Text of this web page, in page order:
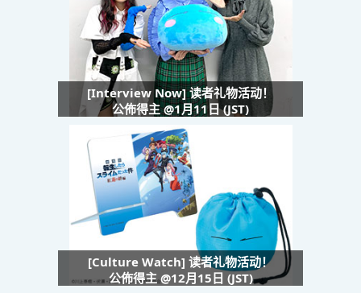
[Interview Now] 读者礼物活动！
公佈得主 @1月11日 (JST)
[Culture Watch] 读者礼物活动！
公佈得主 @12月15日 (JST)